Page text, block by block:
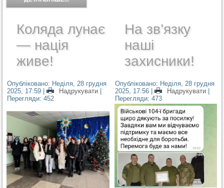
Коляда лунає
— нація
живе!
Опубліковано: Неділя, 28 грудня
2025, 17:59 | Надрукувати |
Перегляди: 452
На зв’язку
наші
захисники!
Опубліковано: Неділя, 28 грудня
2025, 17:56| Надрукувати |
Перегляди: 473